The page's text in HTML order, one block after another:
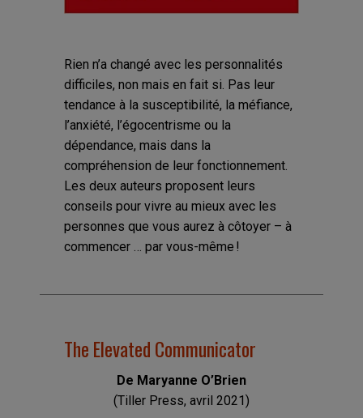
Rien n’a changé avec les personnalités
difficiles, non mais en fait si. Pas leur
tendance à la susceptibilité, la méfiance,
l’anxiété, l’égocentrisme ou la
dépendance, mais dans la
compréhension de leur fonctionnement.
Les deux auteurs proposent leurs
conseils pour vivre au mieux avec les
personnes que vous aurez à côtoyer – à
commencer … par vous-même !
The Elevated Communicator
De Maryanne O’Brien
(Tiller Press, avril 2021)